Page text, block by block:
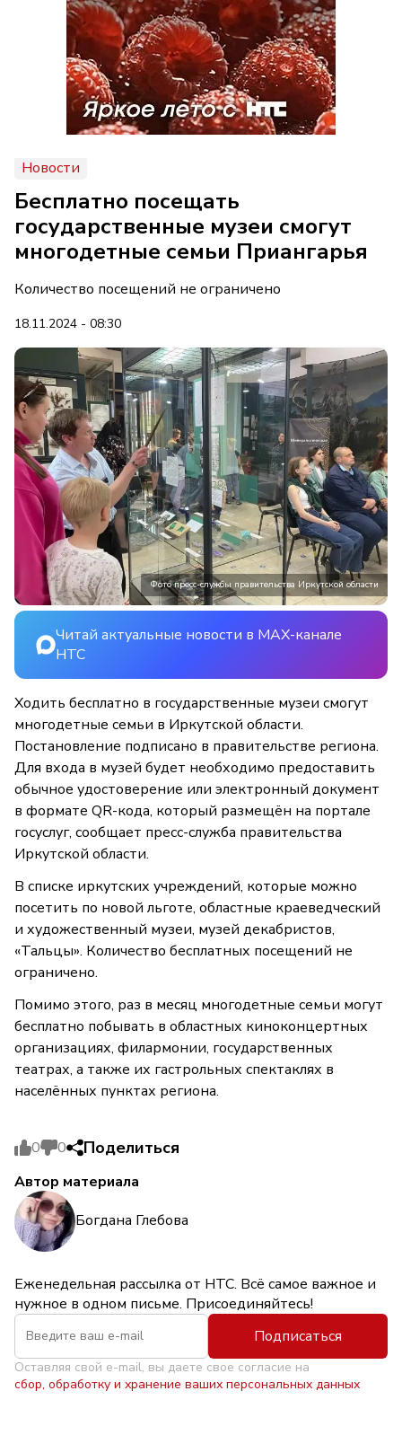
Новости
Бесплатно посещать
государственные музеи смогут
многодетные семьи Приангарья
Количество посещений не ограничено
18.11.2024 - 08:30
Фото пресс-службы правительства Иркутской области
Читай актуальные новости в MAX-канале
НТС
Ходить бесплатно в государственные музеи смогут
многодетные семьи в Иркутской области.
Постановление подписано в правительстве региона.
Для входа в музей будет необходимо предоставить
обычное удостоверение или электронный документ
в формате QR-кода, который размещён на портале
госуслуг, сообщает пресс-служба правительства
Иркутской области.
В списке иркутских учреждений, которые можно
посетить по новой льготе, областные краеведческий
и художественный музеи, музей декабристов,
«Тальцы». Количество бесплатных посещений не
ограничено.
Помимо этого, раз в месяц многодетные семьи могут
бесплатно побывать в областных киноконцертных
организациях, филармонии, государственных
театрах, а также их гастрольных спектаклях в
населённых пунктах региона.
0 0 Поделиться
Автор материала
Богдана Глебова
Еженедельная рассылка от НТС. Всё самое важное и
нужное в одном письме. Присоединяйтесь!
Подписаться
Оставляя свой e-mail, вы даете свое согласие на
сбор, обработку и хранение ваших персональных данных